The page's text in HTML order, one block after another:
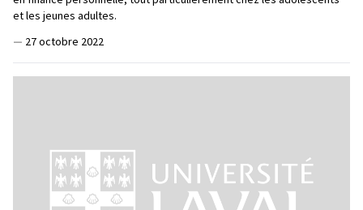
et les jeunes adultes.
— 27 octobre 2022